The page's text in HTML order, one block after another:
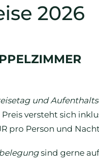
2026
und
Preis versteht sich
pro Person und
sind gerne